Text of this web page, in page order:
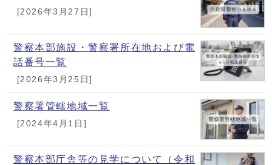
[2026年3月27日]
警察本部施設・警察署所在地および電
話番号一覧
[2026年3月25日]
警察署管轄地域一覧
[2024年4月1日]
警察本部庁舎等の見学について（令和